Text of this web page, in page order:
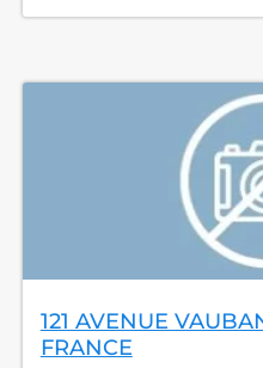
121 AVENUE
FRANCE